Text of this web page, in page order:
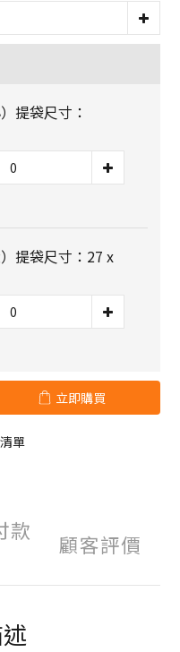
提袋尺寸：
提袋尺寸：27 x
立即購買
單
款
顧客評價